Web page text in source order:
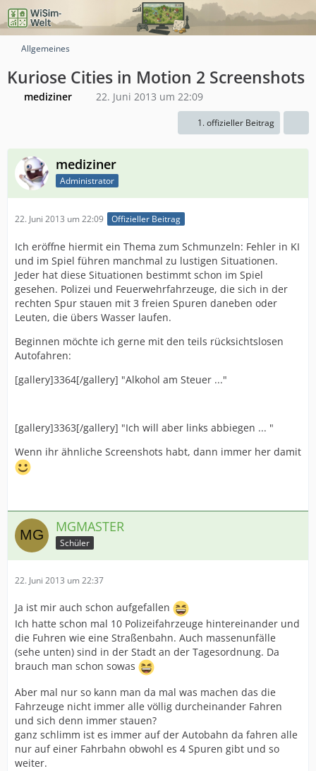
Allgemeines
Kuriose Cities in Motion 2 Screenshots
mediziner 22. Juni 2013 um 22:09
1. offizieller Beitrag
mediziner
Administrator
22. Juni 2013 um 22:09 Offizieller Beitrag
Ich eröffne hiermit ein Thema zum Schmunzeln: Fehler in KI
und im Spiel führen manchmal zu lustigen Situationen.
Jeder hat diese Situationen bestimmt schon im Spiel
gesehen. Polizei und Feuerwehrfahrzeuge, die sich in der
rechten Spur stauen mit 3 freien Spuren daneben oder
Leuten, die übers Wasser laufen.
Beginnen möchte ich gerne mit den teils rücksichtslosen
Autofahren:
[gallery]3364[/gallery] "Alkohol am Steuer ..."
[gallery]3363[/gallery] "Ich will aber links abbiegen ... "
Wenn ihr ähnliche Screenshots habt, dann immer her damit
MGMASTER
Schüler
22. Juni 2013 um 22:37
Ja ist mir auch schon aufgefallen
Ich hatte schon mal 10 Polizeifahrzeuge hintereinander und
die Fuhren wie eine Straßenbahn. Auch massenunfälle
(sehe unten) sind in der Stadt an der Tagesordnung. Da
brauch man schon sowas
Aber mal nur so kann man da mal was machen das die
Fahrzeuge nicht immer alle völlig durcheinander Fahren
und sich denn immer stauen?
ganz schlimm ist es immer auf der Autobahn da fahren alle
nur auf einer Fahrbahn obwohl es 4 Spuren gibt und so
weiter.